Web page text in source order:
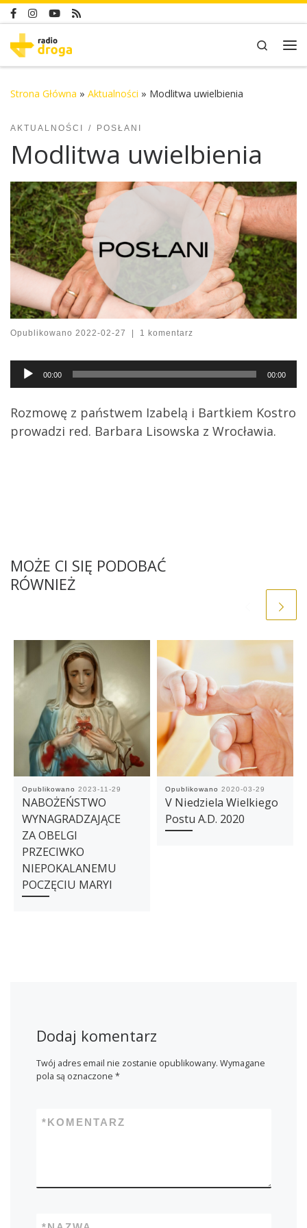
Skip to content
Search
Strona Główna » Aktualności » Modlitwa uwielbienia
AKTUALNOŚCI POSŁANI
Modlitwa uwielbienia
Opublikowano 2022-02-27 1 komentarz
Audio
Player
00:00 00:00
Rozmowę z państwem Izabelą i Bartkiem Kostro
prowadzi red. Barbara Lisowska z Wrocławia.
MOŻE CI SIĘ PODOBAĆ
RÓWNIEŻ
Opublikowano 2023-11-29
NABOŻEŃSTWO
WYNAGRADZAJĄCE
ZA OBELGI
PRZECIWKO
NIEPOKALANEMU
POCZĘCIU MARYI
Opublikowano 2020-03-29
V Niedziela Wielkiego
Postu A.D. 2020
Dodaj komentarz
Twój adres email nie zostanie opublikowany. Wymagane
pola są oznaczone *
KOMENTARZ
*